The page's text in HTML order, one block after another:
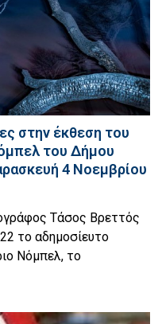
στην έκθεση του
του Δήμου
4 Νοεμβρίου
Τάσος Βρεττός
το αδημοσίευτο
Νόμπελ, το